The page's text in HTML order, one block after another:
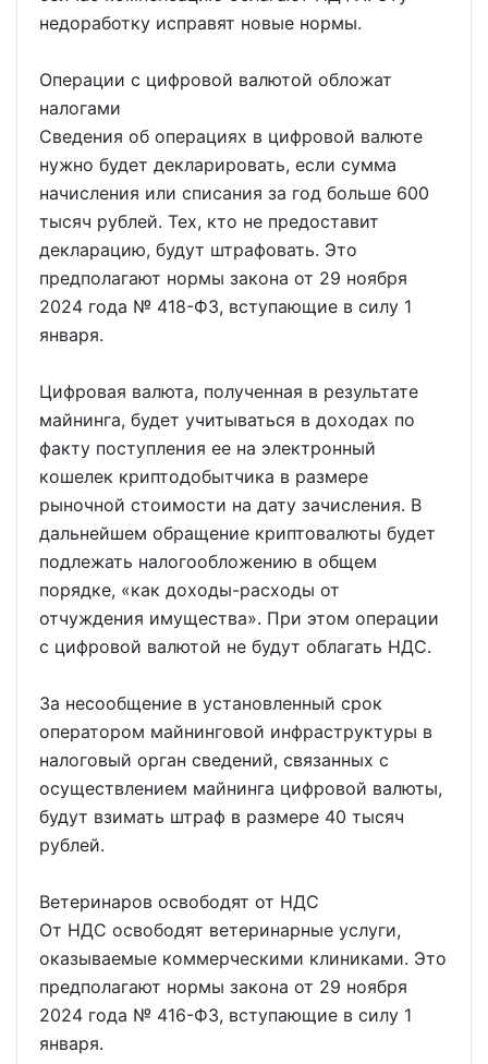
недоработку исправят новые нормы.
Операции с цифровой валютой обложат
налогами
Сведения об операциях в цифровой валюте
нужно будет декларировать, если сумма
начисления или списания за год больше 600
тысяч рублей. Тех, кто не предоставит
декларацию, будут штрафовать. Это
предполагают нормы закона от 29 ноября
2024 года № 418-ФЗ, вступающие в силу 1
января.
Цифровая валюта, полученная в результате
майнинга, будет учитываться в доходах по
факту поступления ее на электронный
кошелек криптодобытчика в размере
рыночной стоимости на дату зачисления. В
дальнейшем обращение криптовалюты будет
подлежать налогообложению в общем
порядке, «как доходы-расходы от
отчуждения имущества». При этом операции
с цифровой валютой не будут облагать НДС.
За несообщение в установленный срок
оператором майнинговой инфраструктуры в
налоговый орган сведений, связанных с
осуществлением майнинга цифровой валюты,
будут взимать штраф в размере 40 тысяч
рублей.
Ветеринаров освободят от НДС
От НДС освободят ветеринарные услуги,
оказываемые коммерческими клиниками. Это
предполагают нормы закона от 29 ноября
2024 года № 416-ФЗ, вступающие в силу 1
января.